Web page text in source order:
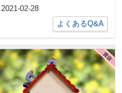
金がかかりますか？A,所得の総額
2021-02-28
よくあるQ&A